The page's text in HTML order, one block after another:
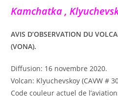
Kamchatka ,
AVIS D’OBSERVATION DU
(VONA).
Diffusion: 16 novembre 2020.
Volcan: Klyuchevskoy (CAVW #
Code couleur actuel de